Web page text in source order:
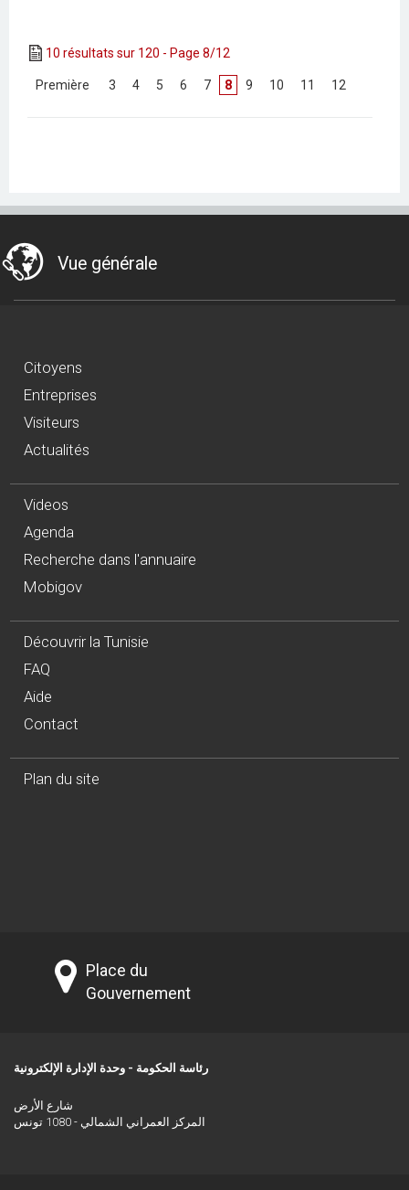
10 résultats sur 120 - Page 8/12
Première 3 4 5 6 7 8 9 10 11 12
Vue générale
Citoyens
Entreprises
Visiteurs
Actualités
Videos
Agenda
Recherche dans l'annuaire
Mobigov
Découvrir la Tunisie
FAQ
Aide
Contact
Plan du site
Place du
Gouvernement
رئاسة الحكومة - وحدة الإدارة الإلكترونية
شارع الأرض
المركز العمراني الشمالي - 1080 تونس